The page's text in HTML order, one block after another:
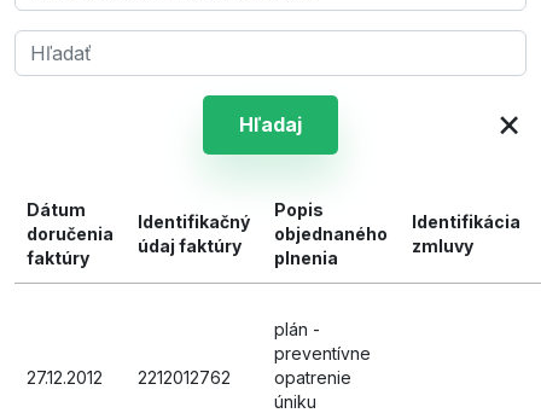
Hľadaj ×
Dátum
doručenia
faktúry
Identifikačný
údaj faktúry
Popis
objednaného
plnenia
Identifikácia
zmluvy
27.12.2012 2212012762
plán -
preventívne
opatrenie
úniku